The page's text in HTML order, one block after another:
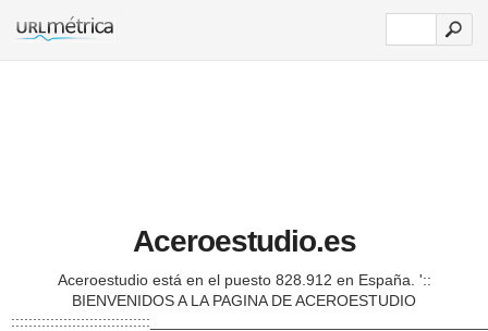
Aceroestudio.es
Aceroestudio está en el puesto 828.912 en España. '::
BIENVENIDOS A LA PAGINA DE ACEROESTUDIO